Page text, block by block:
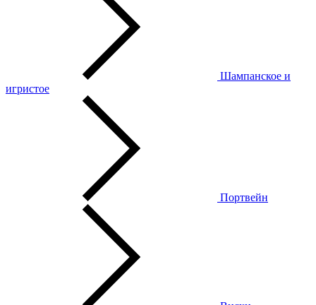
Шампанское и
игристое
Портвейн